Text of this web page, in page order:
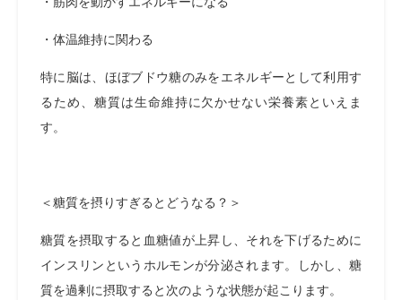
・体温維持に関わる
特に脳は、ほぼブドウ糖のみをエネルギーとして利用す
るため、糖質は生命維持に欠かせない栄養素といえま
す。
＜糖質を摂りすぎるとどうなる？＞
糖質を摂取すると血糖値が上昇し、それを下げるために
インスリンというホルモンが分泌されます。しかし、糖
質を過剰に摂取すると次のような状態が起こります。